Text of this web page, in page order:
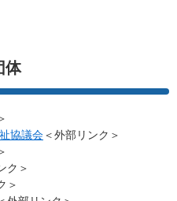
体
協議会＜外部リンク＞
ク＞
＞